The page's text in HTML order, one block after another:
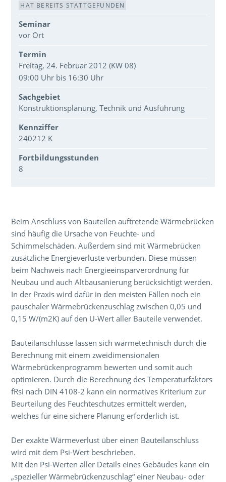
HAT BEREITS STATTGEFUNDEN
Seminar
vor Ort
Termin
Freitag, 24. Februar 2012 (KW 08)
09:00 Uhr bis 16:30 Uhr
Sachgebiet
Konstruktionsplanung, Technik und Ausführung
Kennziffer
240212 K
Fortbildungsstunden
8
Beim Anschluss von Bauteilen auftretende Wärmebrücken
sind häufig die Ursache von Feuchte- und
Schimmelschäden. Außerdem sind mit Wärmebrücken
zusätzliche Energieverluste verbunden. Diese müssen
beim Nachweis nach Energieeinsparverordnung für
Neubau und auch Altbausanierung berücksichtigt werden.
In der Praxis wird dafür in den meisten Fällen noch ein
pauschaler Wärmebrückenzuschlag zwischen 0,05 und
0,15 W/(m2K) auf den U-Wert aller Bauteile verwendet.
Bauteilanschlüsse lassen sich wärmetechnisch durch die
Berechnung mit einem zweidimensionalen
Wärmebrückenprogramm bewerten und somit auch
optimieren. Durch die Berechnung des Temperaturfaktors
fRsi nach DIN 4108-2 kann ein normatives Kriterium zur
Beurteilung des Feuchteschutzes ermittelt werden,
welches für eine sichere Planung erforderlich ist.
Der exakte Wärmeverlust über einen Bauteilanschluss
wird mit dem Psi-Wert beschrieben.
Mit den Psi-Werten aller Details eines Gebäudes kann ein
„spezieller Wärmebrückenzuschlag“ einer Neubau- oder